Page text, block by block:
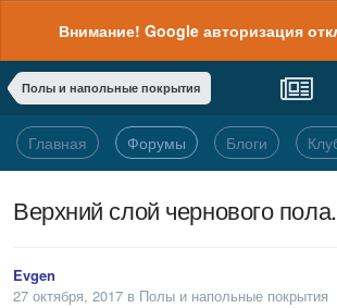
Внимание! Google авторизация
Полы и напольные покрытия
Главная Форумы Блоги
Верхний слой чернового пола.
Evgen
27 октября, 2017 в Полы и напольные покрытия